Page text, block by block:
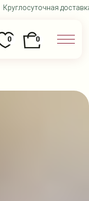
Круглосуточная доставка